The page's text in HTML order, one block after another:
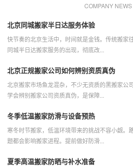
COMPANY NEWS
北京同城搬家半日达服务体验
快节奏的北京生活中，时间就是金钱。传统搬家
同城半日达搬家服务的出现，彻底改...
北京正规搬家公司如何辨别资质真伪
北京搬家市场鱼龙混杂，不少无资质的黑搬家公
学会辨别搬家公司资质真伪，是保障...
冬季低温搬家防滑与设备预热
寒冬时节搬家，低温环境带来的挑战不容小觑。
题都会影响搬家进程。提前做好防滑...
夏季高温搬家防晒与补水准备